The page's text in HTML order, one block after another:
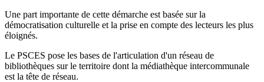
Une part importante de cette démarche est basée sur la
démocratisation culturelle et la prise en compte des lecteurs les plus
éloignés.
Le PSCES pose les bases de l'articulation d'un réseau de
bibliothèques sur le territoire dont la médiathèque intercommunale
est la tête de réseau.